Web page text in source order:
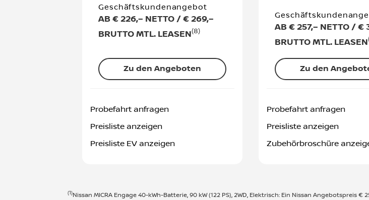
Geschäftskundenangebot
AB € 226,– NETTO / € 269,–
BRUTTO MTL. LEASEN(8)
Zu den Angeboten
Probefahrt anfragen
Preisliste anzeigen
Preisliste EV anzeigen
AB € 257,– NETTO / €
BRUTTO MTL. LEASEN
Zu den
Probefahrt anfragen
Preisliste anzeigen
Zubehörbroschüre
(1)Nissan MICRA Engage 40-kWh-Batterie, 90 kW (122 PS), 2WD, Elektrisch: Ein Nissan Angebotspreis €